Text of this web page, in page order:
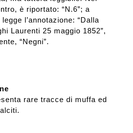
è riportato: “N.6”; a
l’annotazione: “Dalla
Laurenti 25 maggio 1852”,
“Negni”.
rare tracce di muffa ed